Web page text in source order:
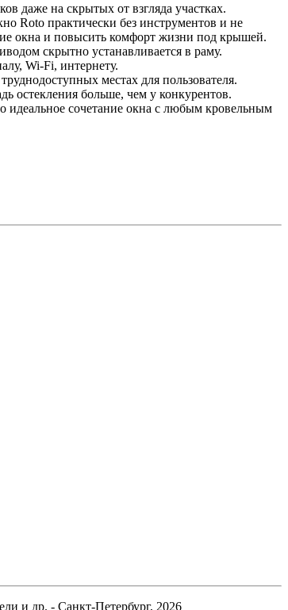
даже на скрытых от взгляда участках.
Roto практически без инструментов и не
окна и повысить комфорт жизни под крышей.
скрытно устанавливается в раму.
Wi-Fi, интернету.
местах для пользователя.
остекления больше, чем у конкурентов.
сочетание окна с любым кровельным
и др. - Санкт-Петербург, 2026